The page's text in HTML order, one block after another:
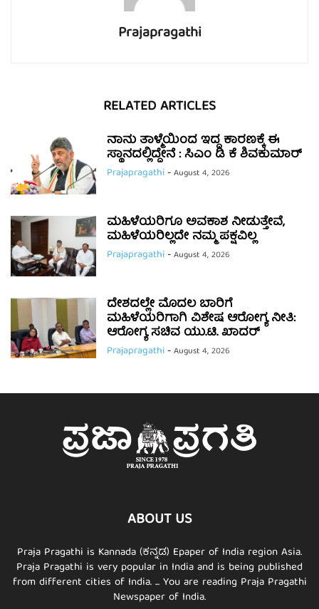
Prajapragathi
RELATED ARTICLES
ನಾನು ತಾಳ್ಮೆಯಿಂದ ಇದ್ದ ಕಾರಣಕ್ಕೆ ಈ
ಸ್ಥಾನದಲ್ಲಿದ್ದೇನೆ : ಸಿಎಂ ಡಿ ಕೆ ಶಿವಕುಮಾರ್
Prajapragathi-August 4, 2026
ಮಹಿಳೆಯರಿಗೂ ಅವಕಾಶ ನೀಡುತ್ತೇವೆ,
ಮಹಿಳೆಯರಿಲ್ಲದೇ ನಮ್ಮ ಪಕ್ಷವಿಲ್ಲ
Prajapragathi-August 4, 2026
ದೇಶದಲ್ಲೇ ಮೊದಲ ಬಾರಿಗೆ
ಮಹಿಳೆಯರಿಗಾಗಿ ವಿಶೇಷ ಆರೋಗ್ಯ ನೀತಿ:
ಆರೋಗ್ಯ ಸಚಿವ ಯು.ಟಿ. ಖಾದರ್
Prajapragathi-August 4, 2026
ABOUT US
Praja Pragathi is Kannada (ಕನ್ನಡ) Epaper of India region Asia.
Praja Pragathi is very popular in India and is being published
from different cities of India. ... You are reading Praja Pragathi
Newspaper of India.